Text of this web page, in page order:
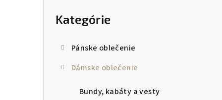
Kategórie
Pánske oblečenie
Dámske oblečenie
Bundy, kabáty a vesty